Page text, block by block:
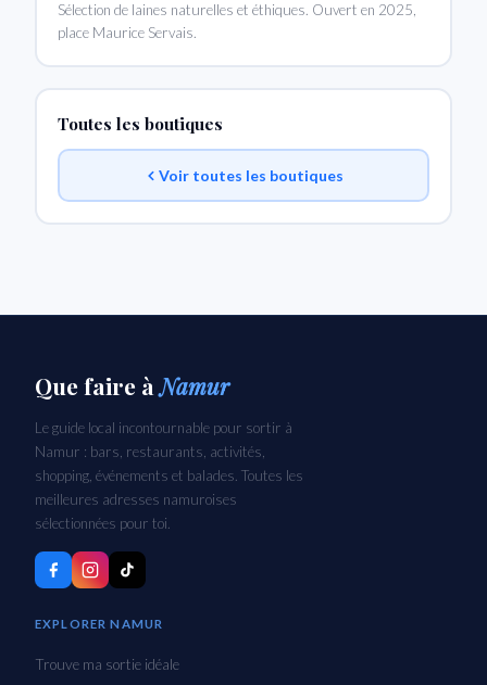
Sélection de laines naturelles et éthiques. Ouvert en 2025,
place Maurice Servais.
Toutes les boutiques
Voir toutes les boutiques
Que faire àNamur
Le guide local incontournable pour sortir à
Namur : bars, restaurants, activités,
shopping, événements et balades. Toutes les
meilleures adresses namuroises
sélectionnées pour toi.
EXPLORER NAMUR
Trouve ma sortie idéale